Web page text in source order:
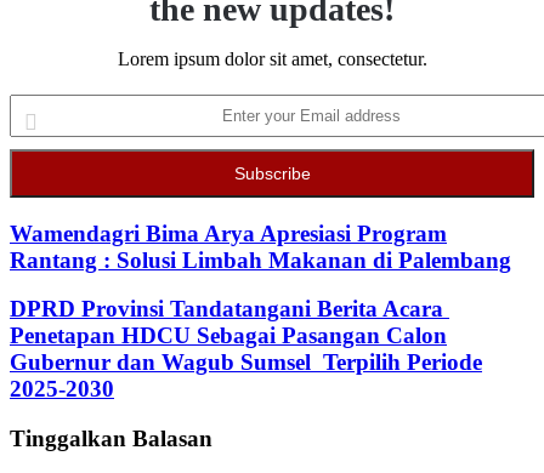
the new updates!
Lorem ipsum dolor sit amet, consectetur.
your
Email
Wamendagri Bima Arya Apresiasi Program
Rantang : Solusi Limbah Makanan di Palembang
DPRD Provinsi Tandatangani Berita Acara
Penetapan HDCU Sebagai Pasangan Calon
Gubernur dan Wagub Sumsel Terpilih Periode
2025-2030
Tinggalkan Balasan